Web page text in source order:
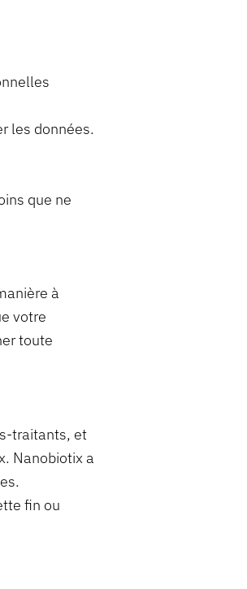
les données.
que ne
à
votre
toute
traitants, et
Nanobiotix a
fin ou